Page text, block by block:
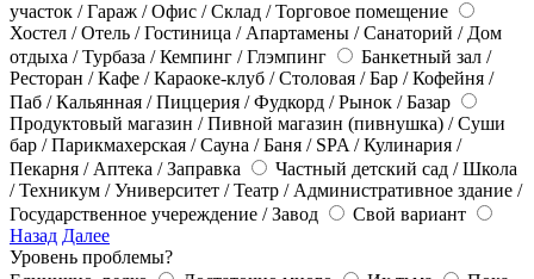
участок / Гараж / Офис / Склад / Торговое помещение
Хостел / Отель / Гостиница / Апартамены / Санаторий / Дом
отдыха / Турбаза / Кемпинг / Глэмпинг
Банкетный зал /
Ресторан / Кафе / Караоке-клуб / Столовая / Бар / Кофейня /
Паб / Кальянная / Пиццерия / Фудкорд / Рынок / Базар
Продуктовый магазин / Пивной магазин (пивнушка) / Суши
бар / Парикмахерская / Сауна / Баня / SPA / Кулинария /
Пекарня / Аптека / Заправка
Частный детский сад / Школа
/ Техникум / Университет / Театр / Административное здание /
Государственное учереждение / Завод
Свой вариант
Назад Далее
Уровень проблемы?